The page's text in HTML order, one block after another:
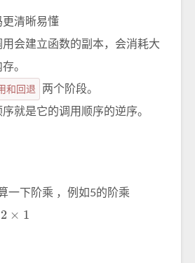
清晰易懂
会建立函数的副本，会消耗大
。
和回退
两个阶段。
就是它的调用顺序的逆序。
一下阶乘 ，例如5的阶乘